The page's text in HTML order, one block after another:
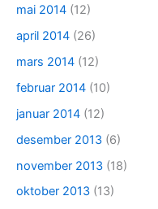
mai 2014 (12)
april 2014 (26)
mars 2014 (12)
februar 2014 (10)
januar 2014 (12)
desember 2013 (6)
november 2013 (18)
oktober 2013 (13)